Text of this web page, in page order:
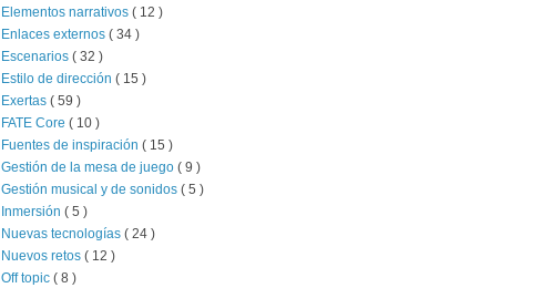
Elementos narrativos ( 12 )
Enlaces externos ( 34 )
Escenarios ( 32 )
Estilo de dirección ( 15 )
Exertas ( 59 )
FATE Core ( 10 )
Fuentes de inspiración ( 15 )
Gestión de la mesa de juego ( 9 )
Gestión musical y de sonidos ( 5 )
Inmersión ( 5 )
Nuevas tecnologías ( 24 )
Nuevos retos ( 12 )
Off topic ( 8 )